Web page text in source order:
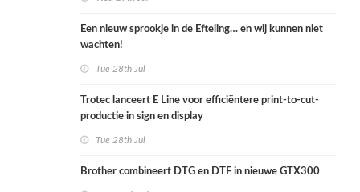
Een nieuw sprookje in de Efteling… en wij kunnen niet
wachten!
Tue 28th Jul
Trotec lanceert E Line voor efficiëntere print-to-cut-
productie in sign en display
Tue 28th Jul
Brother combineert DTG en DTF in nieuwe GTX300